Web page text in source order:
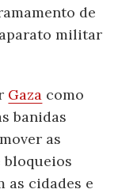
de
militar
Gaza como
banidas
as
bloqueios
as cidades e